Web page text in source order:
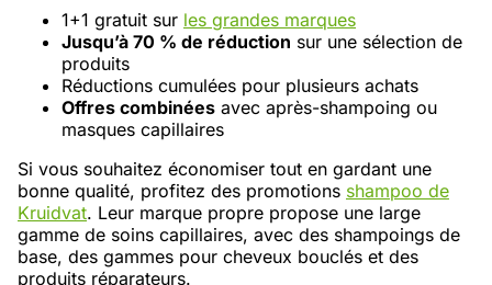
1+1 gratuit sur les grandes marques
Jusqu’à 70 % de réduction sur une sélection de
produits
Réductions cumulées pour plusieurs achats
Offres combinées avec après-shampoing ou
masques capillaires
Si vous souhaitez économiser tout en gardant une
bonne qualité, profitez des promotions shampoo de
Kruidvat. Leur marque propre propose une large
gamme de soins capillaires, avec des shampoings de
base, des gammes pour cheveux bouclés et des
produits réparateurs.